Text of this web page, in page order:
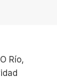
Río,